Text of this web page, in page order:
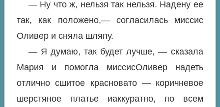
— Ну что ж, нельзя так нельзя. Надену ее
так, как положено,— согласилась миссис
Оливер и сняла шляпу.
— Я думаю, так будет лучше, — сказала
Мария и помогла миссисОливер надеть
отлично сшитое красновато — коричневое
шерстяное платье иаккуратно, по всем